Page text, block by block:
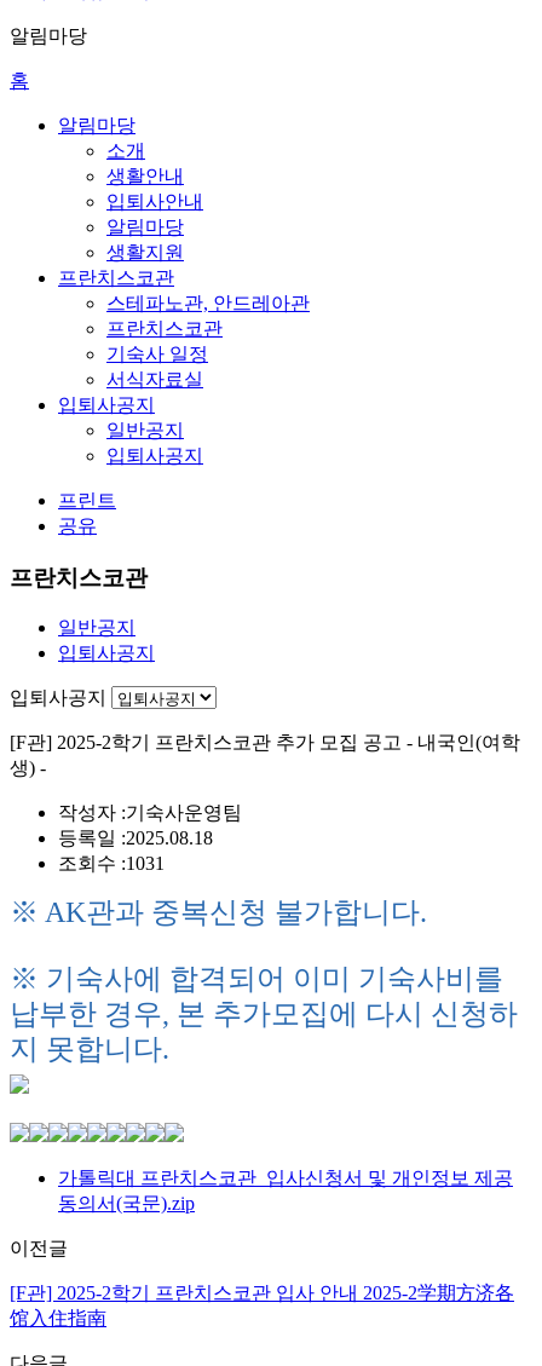
알림마당
홈
알림마당
소개
생활안내
입퇴사안내
알림마당
생활지원
프란치스코관
스테파노관, 안드레아관
프란치스코관
기숙사 일정
서식자료실
입퇴사공지
일반공지
입퇴사공지
프린트
공유
프란치스코관
일반공지
입퇴사공지
입퇴사공지
[F관] 2025-2학기 프란치스코관 추가 모집 공고 - 내국인(여학
생) -
작성자 :기숙사운영팀
등록일 :2025.08.18
조회수 :1031
※ AK관과 중복신청 불가합니다.
※ 기숙사에 합격되어 이미 기숙사비를
납부한 경우, 본 추가모집에 다시 신청하
지 못합니다.
가톨릭대 프란치스코관_입사신청서 및 개인정보 제공
동의서(국문).zip
이전글
[F관] 2025-2학기 프란치스코관 입사 안내 2025-2学期方济各
馆入住指南